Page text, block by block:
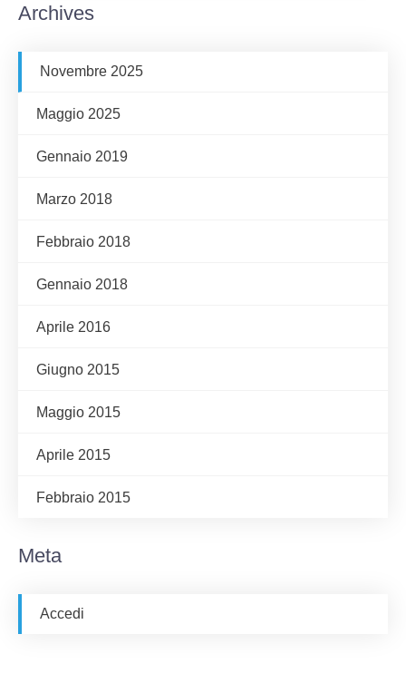
Archives
Novembre 2025
Maggio 2025
Gennaio 2019
Marzo 2018
Febbraio 2018
Gennaio 2018
Aprile 2016
Giugno 2015
Maggio 2015
Aprile 2015
Febbraio 2015
Meta
Accedi